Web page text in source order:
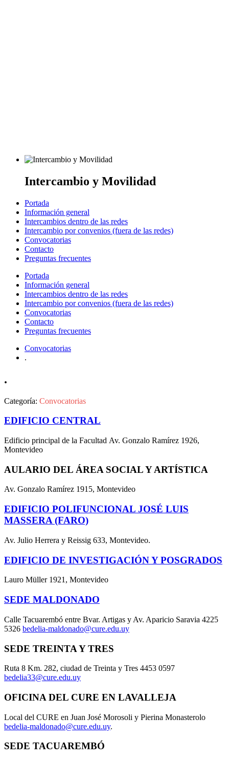
Intercambio y Movilidad
Portada
Información general
Intercambios dentro de las redes
Intercambio por convenios (fuera de las redes)
Convocatorias
Contacto
Preguntas frecuentes
Portada
Información general
Intercambios dentro de las redes
Intercambio por convenios (fuera de las redes)
Convocatorias
Contacto
Preguntas frecuentes
Convocatorias
.
.
Categoría: Convocatorias
EDIFICIO CENTRAL
Edificio principal de la Facultad Av. Gonzalo Ramírez 1926,
Montevideo
AULARIO DEL ÁREA SOCIAL Y ARTÍSTICA
Av. Gonzalo Ramírez 1915, Montevideo
EDIFICIO POLIFUNCIONAL JOSÉ LUIS
MASSERA (FARO)
Av. Julio Herrera y Reissig 633, Montevideo.
EDIFICIO DE INVESTIGACIÓN Y POSGRADOS
Lauro Müller 1921, Montevideo
SEDE MALDONADO
Calle Tacuarembó entre Bvar. Artigas y Av. Aparicio Saravia 4225
5326 bedelia-maldonado@cure.edu.uy
SEDE TREINTA Y TRES
Ruta 8 Km. 282, ciudad de Treinta y Tres 4453 0597
bedelia33@cure.edu.uy
OFICINA DEL CURE EN LAVALLEJA
Local del CURE en Juan José Morosoli y Pierina Monasterolo
bedelia-maldonado@cure.edu.uy.
SEDE TACUAREMBÓ